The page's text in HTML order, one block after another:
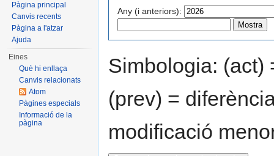
Any (i anteriors):
Simbologia: (act)
(prev) =
modificació
Pàgina principal
Canvis recents
Pàgina a l'atzar
Ajuda
Eines
Què hi enllaça
Canvis relacionats
Atom
Pàgines especials
Informació de la
pàgina